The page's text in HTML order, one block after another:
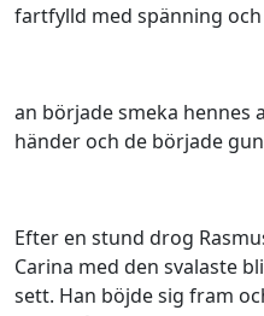
fartfylld med spänning
an började smeka hennes
händer och de började
Efter en stund drog
Carina med den svalaste
sett. Han böjde sig fram